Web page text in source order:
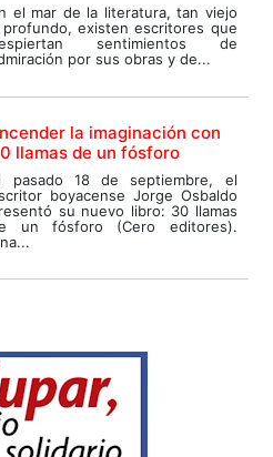
el mar de la literatura, tan viejo
existen escritores que
sentimientos de
por sus obras y de...
la imaginación con
llamas de un fósforo
pasado 18 de septiembre, el
boyacense Jorge Osbaldo
su nuevo libro: 30 llamas
un fósforo (Cero editores).